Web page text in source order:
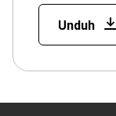
Unduh